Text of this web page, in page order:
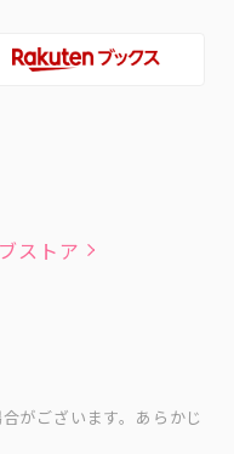
ストア
がございます。あらかじ